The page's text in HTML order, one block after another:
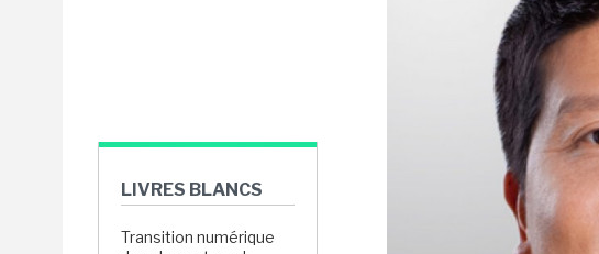
LIVRES BLANCS
Transition numérique